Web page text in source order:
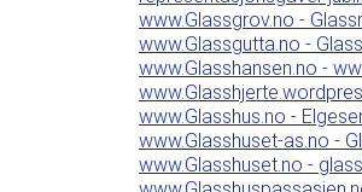
www.Glassgrov.no -
www.Glassgutta.no -
www.Glasshansen.no -
www.Glasshus.no -
www.Glasshuset-as.no -
www.Glasshuset.no -